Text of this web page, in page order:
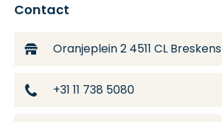
Contact
Oranjeplein 24511 CL Breskens
+31 11 738 5080